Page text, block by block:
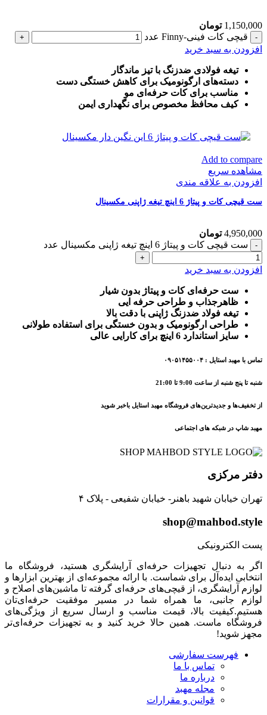
1,150,000 تومان
قیچی کات فینی-Finny عدد
افزودن به سبد خرید
تیغه فولادی ضدزنگ با تیز ماندگار
دسته‌های ارگونومیک برای کاهش خستگی دست
مناسب برای کات حرفه‌ای مو
کیف محافظ مخصوص برای نگهداری ایمن
Add to compare
مشاهده سریع
افزودن به علاقه مندی
ست قیچی کات و پیتاژ 6 اینچ تیغه ژاپنی مکسینال
4,950,000 تومان
ست قیچی کات و پیتاژ 6 اینچ تیغه ژاپنی مکسینال عدد
افزودن به سبد خرید
ست حرفه‌ای کات و پیتاژ بدون شیار
ظاهرجذاب و طراحی حرفه ایی
تیغه فولاد ضدزنگ ژاپنی با دقت بالا
طراحی ارگونومیک و بدون خستگی برای استفاده طولانی
سایز استاندارد 6 اینچ برای کارایی عالی
تماس با مهبد استایل : ۰۹۰۵۱۴۵۵۰۰۴
شنبه تا پنج شنبه از ساعت 9:00 تا 21:00
از تخفیف‌ها و جدیدترین‌های فروشگاه مهبد استایل باخبر شوید
مهبد شاپ در شبکه های اجتماعی
دفتر مرکزی
تهران خیابان شهید باهنر- خیابان شفیعی - پلاک ۴
shop@mahbod.style
پست الکترونیکی
اگر به دنبال تجهیزات حرفه‌ای آرایشگری هستید، فروشگاه ما
انتخابی ایده‌آل برای شماست. با ارائه مجموعه‌ای از بهترین ابزارها و
لوازم آرایشگری، از قیچی‌های حرفه‌ای گرفته تا ماشین‌های اصلاح و
لوازم جانبی، ما همراه شما در مسیر موفقیت حرفه‌ای‌تان
هستیم.کیفیت بالا، قیمت مناسب و ارسال سریع از ویژگی‌های
فروشگاه ماست. همین حالا خرید کنید و به تجهیزات حرفه‌ای‌تر
مجهز شوید!
فهرست سفارشی
تماس با ما
درباره ما
مجله مهبد
قوانین و مقرارات